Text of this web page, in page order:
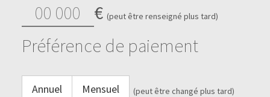
€ (peut être renseigné plus tard)
Préférence de paiement
Annuel Mensuel (peut être changé plus tard)